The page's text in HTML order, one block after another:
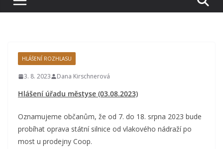
HLÁŠENÍ ROZHLASU
3. 8. 2023 Dana Kirschnerová
Hlášení úřadu městyse (03.08.2023)
Oznamujeme občanům, že od 7. do 18. srpna 2023 bude
probíhat oprava státní silnice od vlakového nádraží po
most u prodejny Coop.